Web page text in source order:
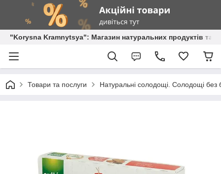
"Korysna Kramnytsya": Магазин натуральних продуктів та
Товари та послуги Натуральні солодощі. Солодощі без